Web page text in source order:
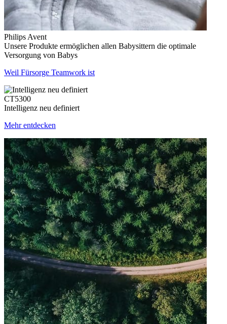
Philips Avent
Unsere Produkte ermöglichen allen Babysittern die optimale
Versorgung von Babys
Weil Fürsorge Teamwork ist
CT5300
Intelligenz neu definiert
Mehr entdecken